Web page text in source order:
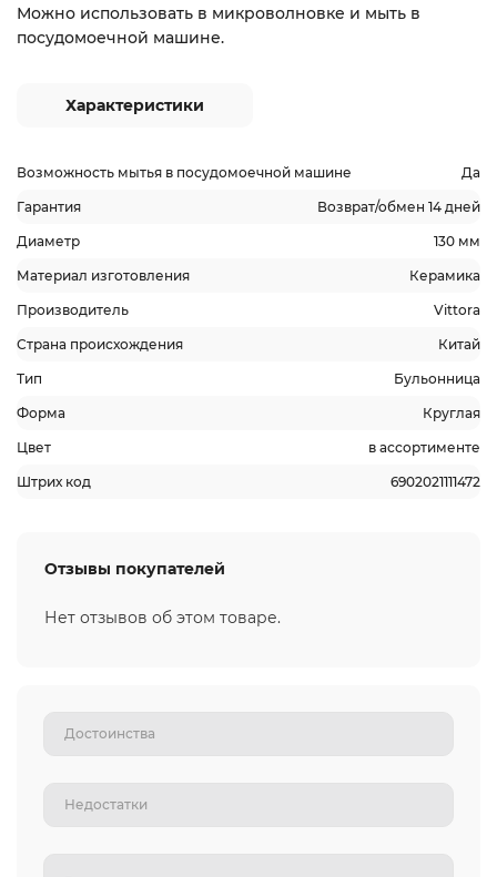
Можно использовать в микроволновке и мыть в
посудомоечной машине.
Характеристики
Возможность мытья в посудомоечной машине Да
Гарантия Возврат/обмен 14 дней
Диаметр 130 мм
Материал изготовления Керамика
Производитель Vittora
Страна происхождения Китай
Тип Бульонница
Форма Круглая
Цвет в ассортименте
Штрих код 6902021111472
Отзывы покупателей
Нет отзывов об этом товаре.